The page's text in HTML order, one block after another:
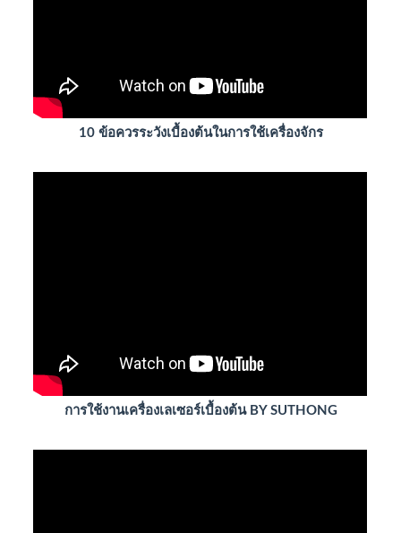
10 ข้อควรระวังเบื้องต้นในการใช้เครื่องจักร
การใช้งานเครื่องเลเซอร์เบื้องต้น BY SUTHONG